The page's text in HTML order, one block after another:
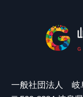
一般社団法人 岐